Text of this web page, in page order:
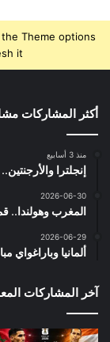
Theme options
it.
أكثر المشاركات
منذ 3 أسابيع
إنجلترا
2026-06-30
المغرب وهولندا..
2026-06-29
ألمانيا وباراغواي
آخر المشاركات